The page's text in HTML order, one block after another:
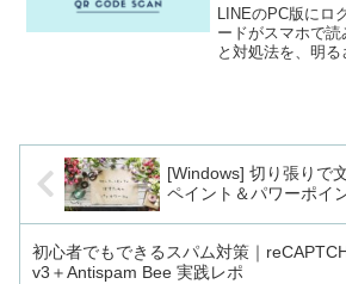
LINEのPC版にロ
ードがスマホで
と対処法を、明る
[Windows] 切り張りで
ペイント＆パワーポイ
初心者でもできるスパム対策｜
v3＋Antispam Bee 実践レポ